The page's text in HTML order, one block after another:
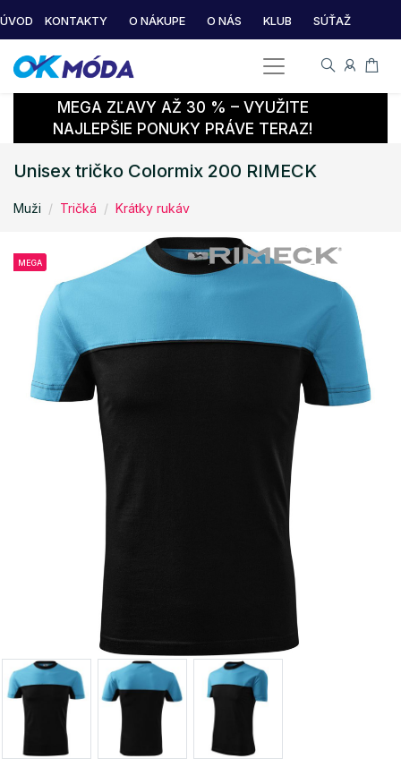
ÚVOD KONTAKTY O NÁKUPE O NÁS KLUB SÚŤAŽ
MEGA ZĽAVY AŽ 30 % – VYUŽITE
NAJLEPŠIE PONUKY PRÁVE TERAZ!
Unisex tričko Colormix 200 RIMECK
Muži Tričká Krátky rukáv
MEGA